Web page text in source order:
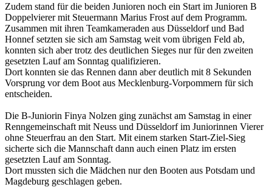
Zudem stand für die beiden Junioren noch ein Start im Junioren B
Doppelvierer mit Steuermann Marius Frost auf dem Programm.
Zusammen mit ihren Teamkameraden aus Düsseldorf und Bad
Honnef setzten sie sich am Samstag weit vom übrigen Feld ab,
konnten sich aber trotz des deutlichen Sieges nur für den zweiten
gesetzten Lauf am Sonntag qualifizieren.
Dort konnten sie das Rennen dann aber deutlich mit 8 Sekunden
Vorsprung vor dem Boot aus Mecklenburg-Vorpommern für sich
entscheiden.
Die B-Juniorin Finya Nolzen ging zunächst am Samstag in einer
Renngemeinschaft mit Neuss und Düsseldorf im Juniorinnen Vierer
ohne Steuerfrau an den Start. Mit einem starken Start-Ziel-Sieg
sicherte sich die Mannschaft dann auch einen Platz im ersten
gesetzten Lauf am Sonntag.
Dort mussten sich die Mädchen nur den Booten aus Potsdam und
Magdeburg geschlagen geben.